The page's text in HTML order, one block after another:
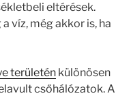
eltérések.
víz, még akkor is, ha
területén különösen
csőhálózatok. A